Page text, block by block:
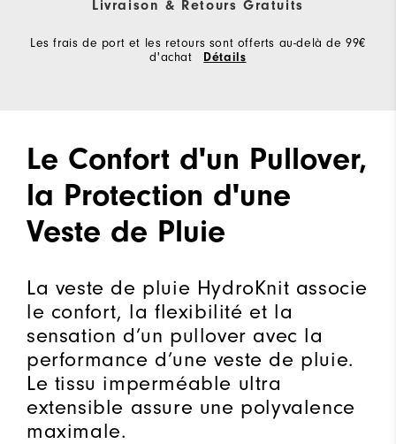
Livraison & Retours Gratuits
Les frais de port et les retours sont offerts au-delà de 99€
d'achat
Détails
Le Confort d'un Pullover,
la Protection d'une
Veste de Pluie
La veste de pluie HydroKnit associe
le confort, la flexibilité et la
sensation d’un pullover avec la
performance d’une veste de pluie.
Le tissu imperméable ultra
extensible assure une polyvalence
maximale.